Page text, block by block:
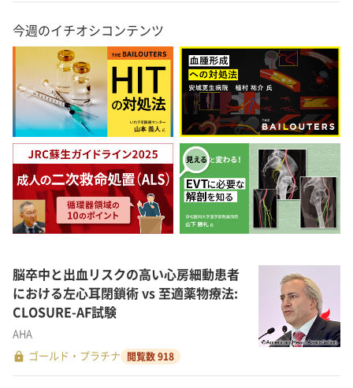
今週のイチオシコンテンツ
脳卒中と出血リスクの高い心房細動患者
における左心耳閉鎖術 vs 至適薬物療法:
CLOSURE-AF試験
AHA
lock ゴールド・プラチナ 閲覧数 918